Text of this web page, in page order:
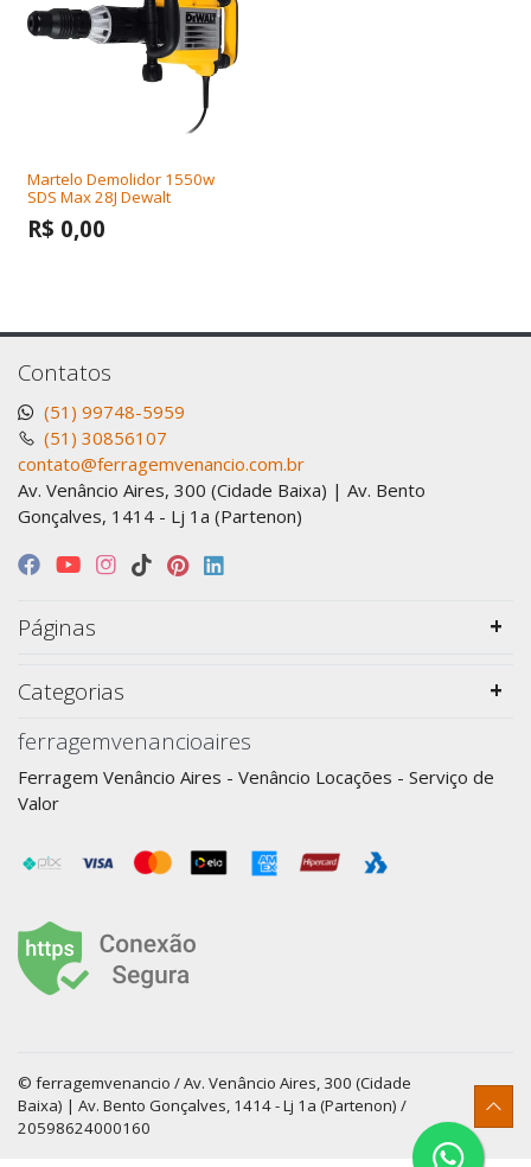
Martelo Demolidor 1550w
SDS Max 28J Dewalt
R$ 0,00
Contatos
(51) 99748-5959
(51) 30856107
contato@ferragemvenancio.com.br
Av. Venâncio Aires, 300 (Cidade Baixa) | Av. Bento
Gonçalves, 1414 - Lj 1a (Partenon)
Páginas
Categorias
ferragemvenancioaires
Ferragem Venâncio Aires - Venâncio Locações - Serviço de
Valor
© ferragemvenancio / Av. Venâncio Aires, 300 (Cidade
Baixa) | Av. Bento Gonçalves, 1414 - Lj 1a (Partenon) /
20598624000160